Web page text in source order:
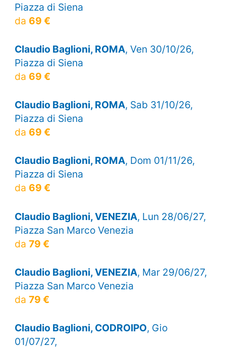
Piazza di Siena
da 69 €
Claudio Baglioni, ROMA, Ven 30/10/26,
Piazza di Siena
da 69 €
Claudio Baglioni, ROMA, Sab 31/10/26,
Piazza di Siena
da 69 €
Claudio Baglioni, ROMA, Dom 01/11/26,
Piazza di Siena
da 69 €
Claudio Baglioni, VENEZIA, Lun 28/06/27,
Piazza San Marco Venezia
da 79 €
Claudio Baglioni, VENEZIA, Mar 29/06/27,
Piazza San Marco Venezia
da 79 €
Claudio Baglioni, CODROIPO, Gio
01/07/27,